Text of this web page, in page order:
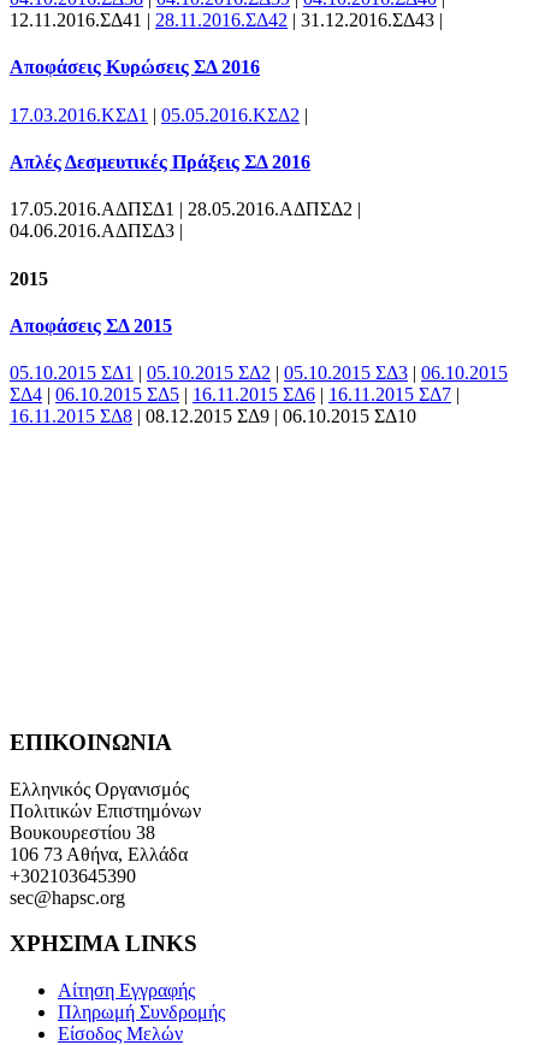
12.11.2016.ΣΔ41 | 28.11.2016.ΣΔ42 | 31.12.2016.ΣΔ43 |
Αποφάσεις Κυρώσεις ΣΔ 2016
17.03.2016.ΚΣΔ1 | 05.05.2016.ΚΣΔ2 |
Απλές Δεσμευτικές Πράξεις ΣΔ 2016
17.05.2016.ΑΔΠΣΔ1 | 28.05.2016.ΑΔΠΣΔ2 |
04.06.2016.ΑΔΠΣΔ3 |
2015
Αποφάσεις ΣΔ 2015
05.10.2015 ΣΔ1 | 05.10.2015 ΣΔ2 | 05.10.2015 ΣΔ3 | 06.10.2015
ΣΔ4 | 06.10.2015 ΣΔ5 | 16.11.2015 ΣΔ6 | 16.11.2015 ΣΔ7 |
16.11.2015 ΣΔ8 | 08.12.2015 ΣΔ9 | 06.10.2015 ΣΔ10
ΕΠΙΚΟΙΝΩΝΙΑ
Ελληνικός Οργανισμός
Πολιτικών Επιστημόνων
Βουκουρεστίου 38
106 73 Αθήνα, Ελλάδα
+302103645390
sec@hapsc.org
ΧΡΗΣΙΜΑ LINKS
Αίτηση Εγγραφής
Πληρωμή Συνδρομής
Είσοδος Μελών